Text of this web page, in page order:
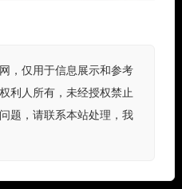
，仅用于信息展示和参考
利人所有，未经授权禁止
题，请联系本站处理，我